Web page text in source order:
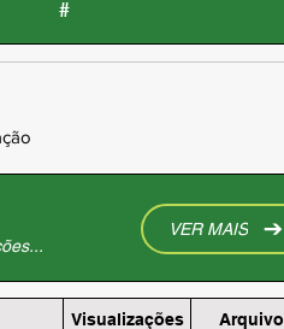
#
VER MAIS
Visualizações Arquivo